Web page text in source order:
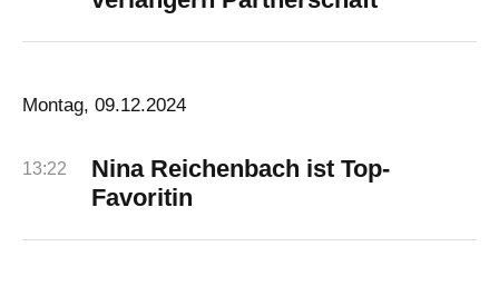
Montag, 09.12.2024
13:22
Nina Reichenbach ist Top-
Favoritin